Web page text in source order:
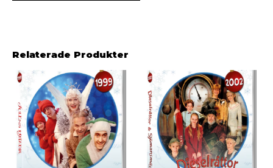
Relaterade Produkter